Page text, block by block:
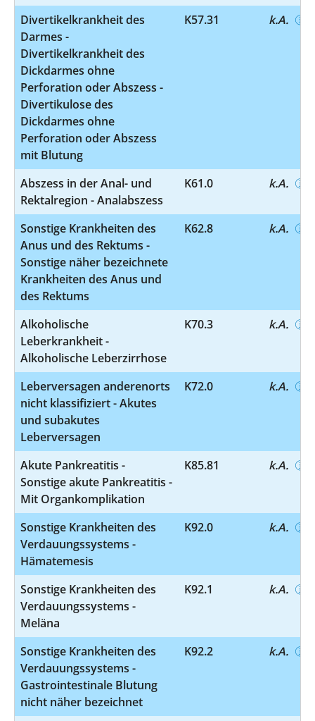
Divertikelkrankheit des
Darmes -
Divertikelkrankheit des
Dickdarmes ohne
Perforation oder Abszess -
Divertikulose des
Dickdarmes ohne
Perforation oder Abszess
mit Blutung
K57.31 k.A.
Abszess in der Anal- und
Rektalregion - Analabszess
K61.0 k.A.
Sonstige Krankheiten des
Anus und des Rektums -
Sonstige näher bezeichnete
Krankheiten des Anus und
des Rektums
K62.8 k.A.
Alkoholische
Leberkrankheit -
Alkoholische Leberzirrhose
K70.3 k.A.
Leberversagen anderenorts
nicht klassifiziert - Akutes
und subakutes
Leberversagen
K72.0 k.A.
Akute Pankreatitis -
Sonstige akute Pankreatitis -
Mit Organkomplikation
K85.81 k.A.
Sonstige Krankheiten des
Verdauungssystems -
Hämatemesis
K92.0 k.A.
Sonstige Krankheiten des
Verdauungssystems -
Meläna
K92.1 k.A.
Sonstige Krankheiten des
Verdauungssystems -
Gastrointestinale Blutung
nicht näher bezeichnet
K92.2 k.A.